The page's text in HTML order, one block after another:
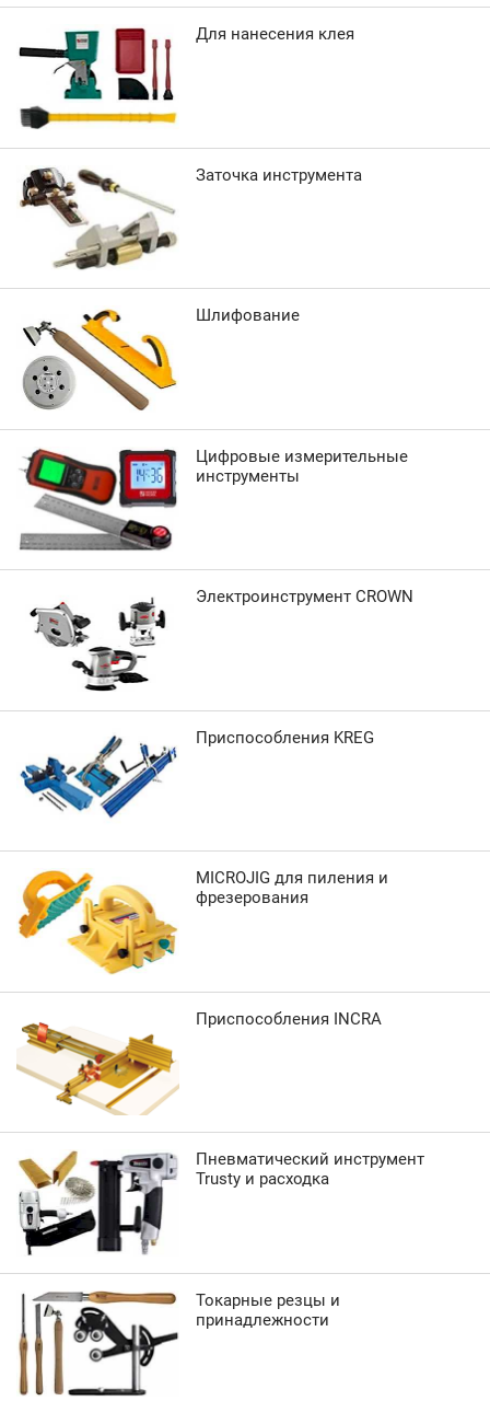
Для нанесения клея
Заточка инструмента
Шлифование
Цифровые измерительные
инструменты
Электроинструмент CROWN
Приспособления KREG
MICROJIG для пиления и
фрезерования
Приспособления INCRA
Пневматический инструмент
Trusty и расходка
Токарные резцы и
принадлежности